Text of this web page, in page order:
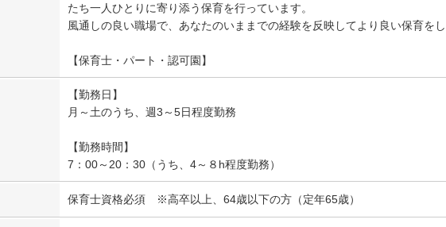
たち一人ひとりに寄り添う保育を行っています。
風通しの良い職場で、あなたのいままでの経験を反映してより良い保育を
【保育士・パート・認可園】
【勤務日】
月～土のうち、週3～5日程度勤務
【勤務時間】
7：00～20：30（うち、4～８h程度勤務）
保育士資格必須 ※高卒以上、64歳以下の方（定年65歳）